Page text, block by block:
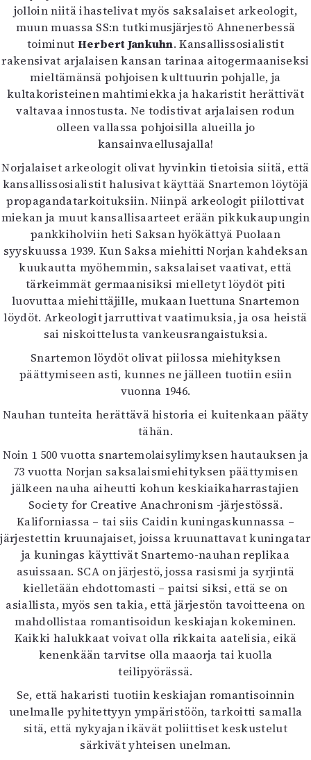
jolloin niitä ihastelivat myös saksalaiset arkeologit,
muun muassa SS:n tutkimusjärjestö Ahnenerbessä
toiminutHerbert Jankuhn. Kansallissosialistit
rakensivat arjalaisen kansan tarinaa aitogermaaniseksi
mieltämänsä pohjoisen kulttuurin pohjalle, ja
kultakoristeinen mahtimiekka ja hakaristit herättivät
valtavaa innostusta. Ne todistivat arjalaisen rodun
olleen vallassa pohjoisilla alueilla jo
kansainvaellusajalla!
Norjalaiset arkeologit olivat hyvinkin tietoisia siitä, että
kansallissosialistit halusivat käyttää Snartemon löytöjä
propagandatarkoituksiin. Niinpä arkeologit piilottivat
miekan ja muut kansallisaarteet erään pikkukaupungin
pankkiholviin heti Saksan hyökättyä Puolaan
syyskuussa 1939. Kun Saksa miehitti Norjan kahdeksan
kuukautta myöhemmin, saksalaiset vaativat, että
tärkeimmät germaanisiksi mielletyt löydöt piti
luovuttaa miehittäjille, mukaan luettuna Snartemon
löydöt. Arkeologit jarruttivat vaatimuksia, ja osa heistä
sai niskoittelusta vankeusrangaistuksia.
Snartemon löydöt olivat piilossa miehityksen
päättymiseen asti, kunnes ne jälleen tuotiin esiin
vuonna 1946.
Nauhan tunteita herättävä historia ei kuitenkaan pääty
tähän.
Noin 1 500 vuotta snartemolaisylimyksen hautauksen ja
73 vuotta Norjan saksalaismiehityksen päättymisen
jälkeen nauha aiheutti kohun keskiaikaharrastajien
Society for Creative Anachronism -järjestössä.
Kaliforniassa – tai siis Caidin kuningaskunnassa –
järjestettin kruunajaiset, joissa kruunattavat kuningatar
ja kuningas käyttivät Snartemo-nauhan replikaa
asuissaan. SCA on järjestö, jossa rasismi ja syrjintä
kielletään ehdottomasti – paitsi siksi, että se on
asiallista, myös sen takia, että järjestön tavoitteena on
mahdollistaa romantisoidun keskiajan kokeminen.
Kaikki halukkaat voivat olla rikkaita aatelisia, eikä
kenenkään tarvitse olla maaorja tai kuolla
teilipyörässä.
Se, että hakaristi tuotiin keskiajan romantisoinnin
unelmalle pyhitettyyn ympäristöön, tarkoitti samalla
sitä, että nykyajan ikävät poliittiset keskustelut
särkivät yhteisen unelman.